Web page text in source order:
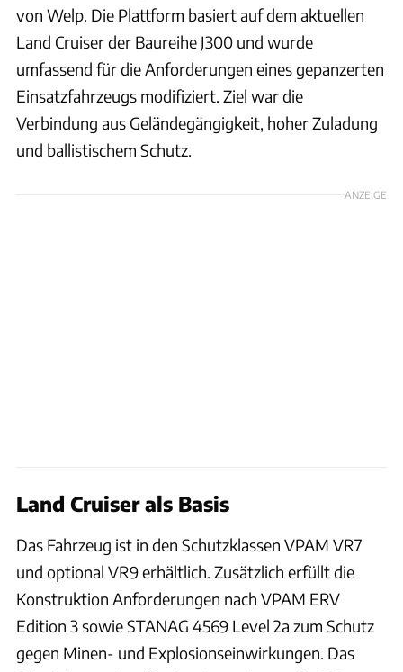
von Welp. Die Plattform basiert auf dem aktuellen
Land Cruiser der Baureihe J300 und wurde
umfassend für die Anforderungen eines gepanzerten
Einsatzfahrzeugs modifiziert. Ziel war die
Verbindung aus Geländegängigkeit, hoher Zuladung
und ballistischem Schutz.
ANZEIGE
Land Cruiser als Basis
Das Fahrzeug ist in den Schutzklassen VPAM VR7
und optional VR9 erhältlich. Zusätzlich erfüllt die
Konstruktion Anforderungen nach VPAM ERV
Edition 3 sowie STANAG 4569 Level 2a zum Schutz
gegen Minen- und Explosionseinwirkungen. Das